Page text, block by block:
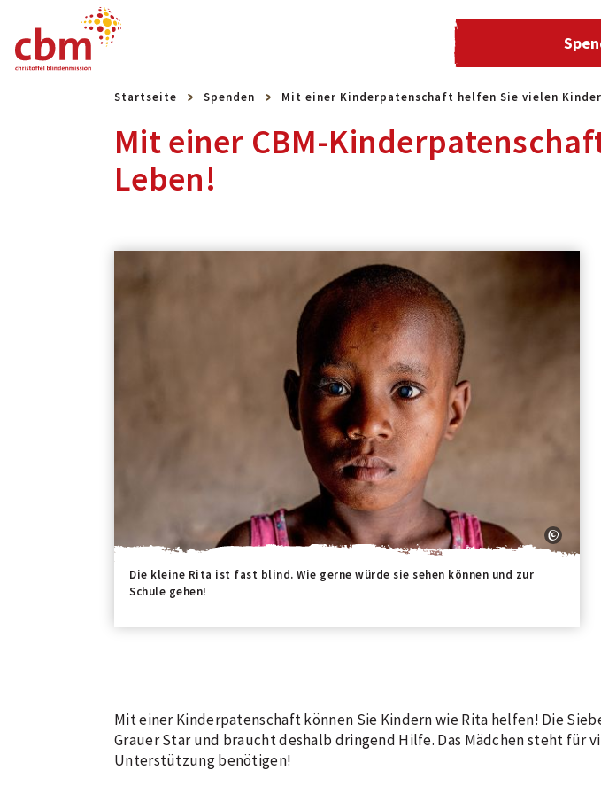
Startseite Spenden Mit einer Kinderpatenschaft helfen Sie vielen
Mit einer CBM-
Leben!
Die kleine Rita ist fast blind. Wie gerne würde sie sehen können und zur
Schule gehen!
Mit einer Kinderpatenschaft können Sie Kindern wie Rita helfen! Die
Grauer Star und braucht deshalb dringend Hilfe. Das Mädchen steht für
Unterstützung benötigen!